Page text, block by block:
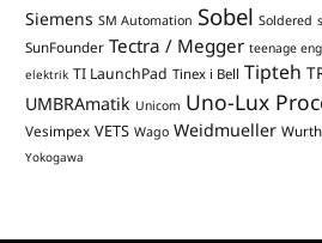
Siemens SM Automation Sobel Soldered
SunFounder Tectra / Megger teenage
elektrik TI LaunchPad Tinex i Bell Tipteh
UMBRAmatik Unicom Uno-Lux
Vesimpex VETS Wago Weidmueller
Yokogawa